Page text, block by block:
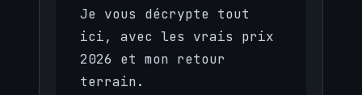
Je vous décrypte tout
ici, avec les vrais prix
2026 et mon retour
terrain.